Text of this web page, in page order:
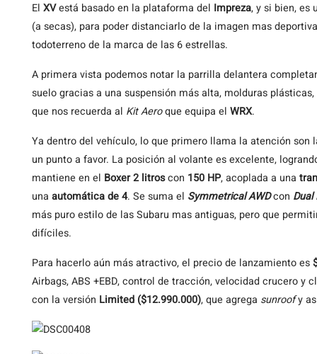
El XVestá basado en la plataforma del Impreza, y si bien, es
(a secas), para poder distanciarlo de la imagen mas
todoterreno de la marca de las 6 estrellas.
A primera vista podemos notar la parrilla delantera
suelo gracias a una suspensión más alta, molduras
que nos recuerda al Kit Aeroque equipa el WRX.
Ya dentro del vehículo, lo que primero llama la atención son
un punto a favor. La posición al volante es excelente,
mantiene en el Boxer 2 litroscon 150 HP, acoplada a una
una automática de 4. Se suma el Symmetrical AWDcon Dual
más puro estilo de las Subaru mas antiguas, pero que
difíciles.
Para hacerlo aún más atractivo, el precio de lanzamiento es
Airbags, ABS +EBD, control de tracción, velocidad crucero
con la versión Limited ($12.990.000), que agrega sunroofy